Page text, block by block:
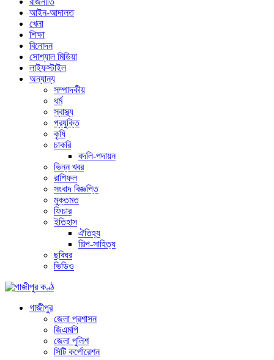
আইন-আদালত
খেলা
শিক্ষা
বিনোদন
সোশ্যাল মিডিয়া
লাইফস্টাইল
অন্যান্য
সম্পাদকীয়
ধর্ম
স্বাস্থ্য
প্রযুক্তি
কৃষি
চাকরি
বদলি-পদায়ন
ভিন্ন খবর
রাশিফল
সংবাদ বিজ্ঞপ্তি
মুক্তমত
ফিচার
ইতিহাস
ঐতিহ্য
শিল্প-সাহিত্য
ছবিঘর
ভিডিও
গাজীপুর
জেলা প্রশাসন
জিএমপি
জেলা পুলিশ
সিটি কর্পোরেশন